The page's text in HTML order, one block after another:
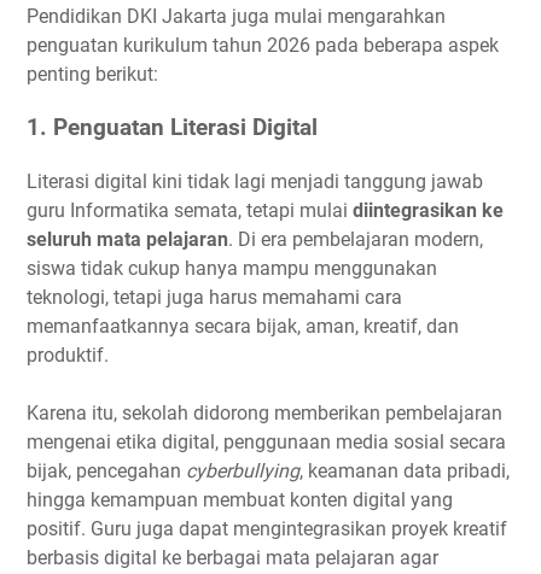
Pendidikan DKI Jakarta juga mulai mengarahkan
penguatan kurikulum tahun 2026 pada beberapa aspek
penting berikut:
1. Penguatan Literasi Digital
Literasi digital kini tidak lagi menjadi tanggung jawab
guru Informatika semata, tetapi mulai diintegrasikan ke
seluruh mata pelajaran. Di era pembelajaran modern,
siswa tidak cukup hanya mampu menggunakan
teknologi, tetapi juga harus memahami cara
memanfaatkannya secara bijak, aman, kreatif, dan
produktif.
Karena itu, sekolah didorong memberikan pembelajaran
mengenai etika digital, penggunaan media sosial secara
bijak, pencegahan cyberbullying, keamanan data pribadi,
hingga kemampuan membuat konten digital yang
positif. Guru juga dapat mengintegrasikan proyek kreatif
berbasis digital ke berbagai mata pelajaran agar